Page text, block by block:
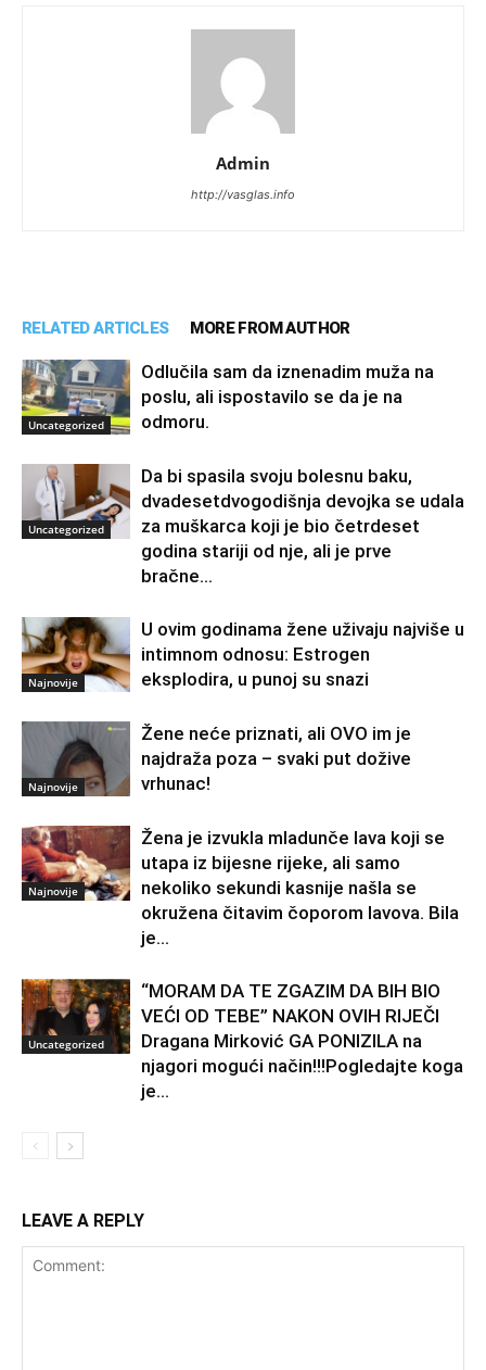
Admin
http://vasglas.info
RELATED ARTICLES MORE FROM AUTHOR
Uncategorized
Odlučila sam da iznenadim muža na
poslu, ali ispostavilo se da je na
odmoru.
Uncategorized
Da bi spasila svoju bolesnu baku,
dvadesetdvogodišnja devojka se udala
za muškarca koji je bio četrdeset
godina stariji od nje, ali je prve
bračne...
Najnovije
U ovim godinama žene uživaju najviše u
intimnom odnosu: Estrogen
eksplodira, u punoj su snazi
Najnovije
Žene neće priznati, ali OVO im je
najdraža poza – svaki put dožive
vrhunac!
Najnovije
Žena je izvukla mladunče lava koji se
utapa iz bijesne rijeke, ali samo
nekoliko sekundi kasnije našla se
okružena čitavim čoporom lavova. Bila
je...
Uncategorized
“MORAM DA TE ZGAZIM DA BIH BIO
VEĆI OD TEBE” NAKON OVIH RIJEČI
Dragana Mirković GA PONIZILA na
njagori mogući način!!!Pogledajte koga
je...
LEAVE A REPLY